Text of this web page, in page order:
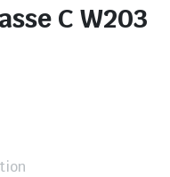
C W203